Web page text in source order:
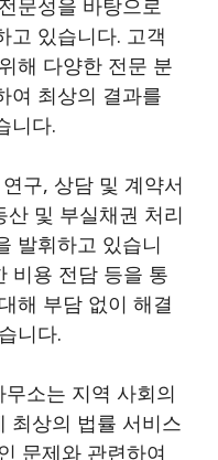
문성을 바탕으로
고 있습니다. 고객
해 다양한 전문 분
여 최상의 결과를
니다.
구, 상담 및 계약서
및 부실채권 처리
발휘하고 있습니
비용 전담 등을 통
해 부담 없이 해결
니다.
소는 지역 사회의
최상의 법률 서비스
문제와 관련하여